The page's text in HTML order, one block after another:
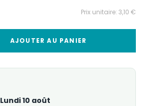
Prix unitaire: 3,10 €
AJOUTER AU PANIER
Lundi 10 août